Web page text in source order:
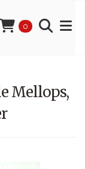
0
Mellops,